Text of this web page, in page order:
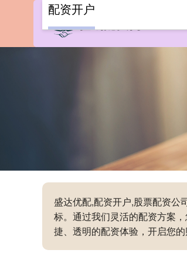
盛达优配,配资开户,股票配资公
标。通过我们灵活的配资方案
捷、透明的配资体验，开启您的
配资开户